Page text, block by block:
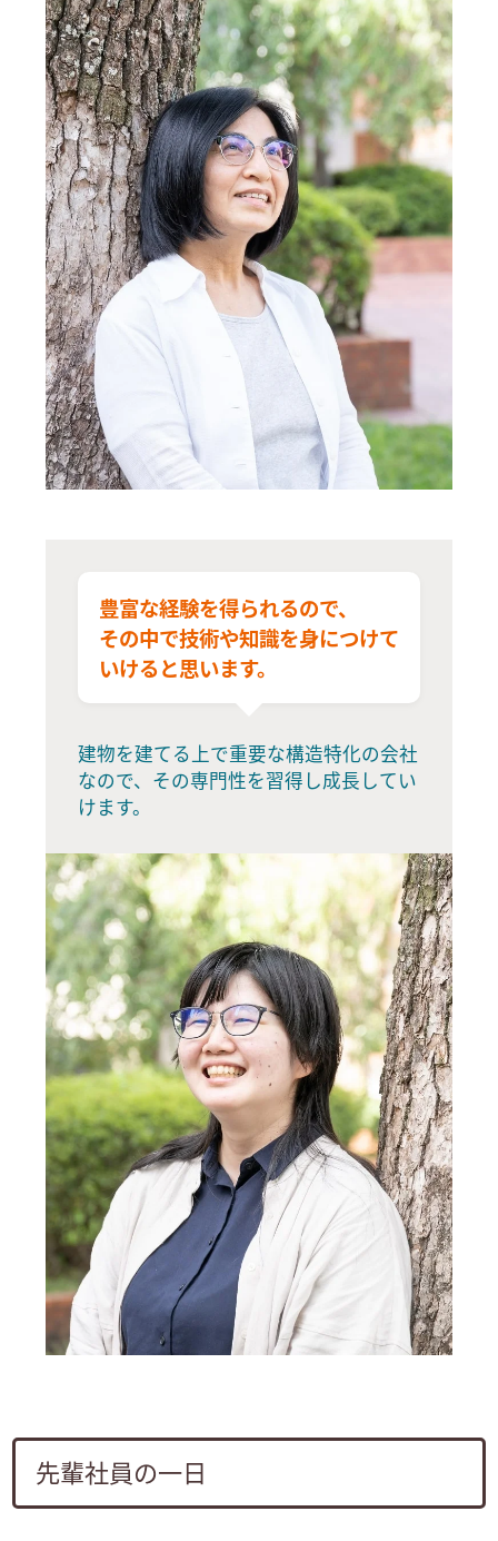
豊富な経験を得られるので、
その中で技術や知識を身につけて
いけると思います。
建物を建てる上で重要な構造特化の会社
なので、その専門性を習得し成長してい
けます。
先輩社員の一日